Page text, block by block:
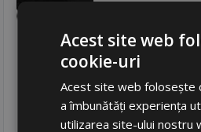
402 RON
Acest site web
cookie-uri
Acest site web folosește
a îmbunătăți experiența
utilizarea site-ului nostru